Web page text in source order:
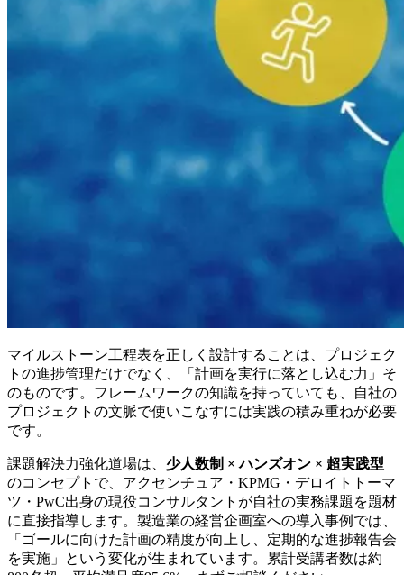
マイルストーン工程表を正しく設計することは、プロジェク
トの進捗管理だけでなく、「計画を実行に落とし込む力」そ
のものです。フレームワークの知識を持っていても、自社の
プロジェクトの文脈で使いこなすには実践の積み重ねが必要
です。
課題解決力強化道場は、 少人数制 × ハンズオン × 超実践型
のコンセプトで、アクセンチュア・KPMG・デロイトトーマ
ツ・PwC出身の現役コンサルタントが自社の実務課題を題材
に直接指導します。製造業の経営企画室への導入事例では、
「ゴールに向けた計画の精度が向上し、定期的な進捗報告会
を実施」という変化が生まれています。累計受講者数は約